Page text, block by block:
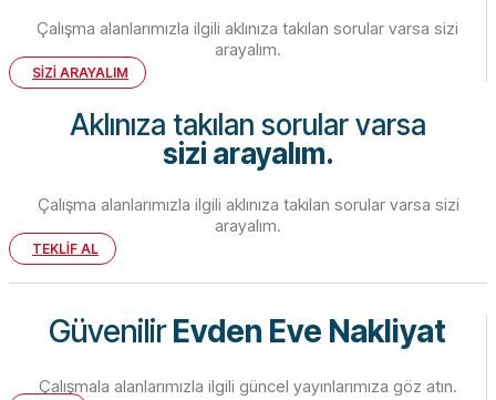
Çalışma alanlarımızla ilgili aklınıza takılan sorular varsa sizi
arayalım.
SİZİ ARAYALIM
Aklınıza takılan sorular varsa
sizi arayalım.
Çalışma alanlarımızla ilgili aklınıza takılan sorular varsa sizi
arayalım.
TEKLİF AL
GüvenilirEvden Eve Nakliyat
Çalışmala alanlarımızla ilgili güncel yayınlarımıza göz atın.